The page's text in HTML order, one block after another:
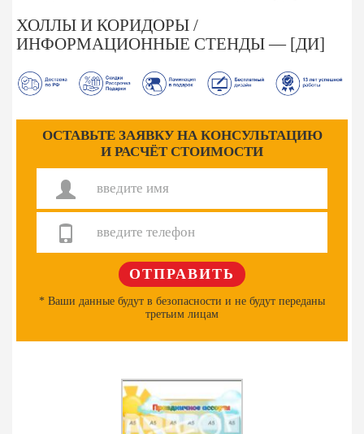
ХОЛЛЫ И КОРИДОРЫ /
ИНФОРМАЦИОННЫЕ СТЕНДЫ — [ДИ]
ОСТАВЬТЕ ЗАЯВКУ НА КОНСУЛЬТАЦИЮ
И РАСЧЁТ СТОИМОСТИ
* Ваши данные будут в безопасности и не будут переданы
третьим лицам